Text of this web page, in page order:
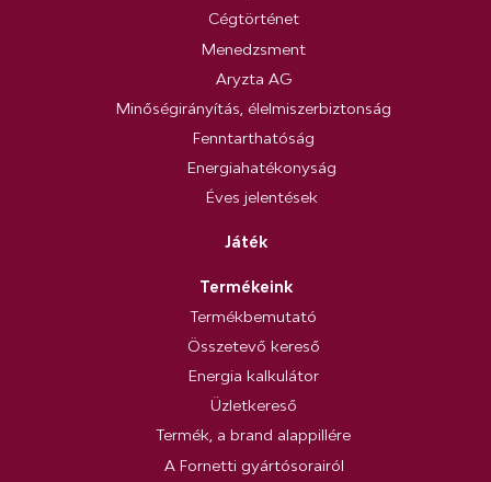
Cégtörténet
Menedzsment
Aryzta AG
Minőségirányítás, élelmiszerbiztonság
Fenntarthatóság
Energiahatékonyság
Éves jelentések
Játék
Termékeink
Termékbemutató
Összetevő kereső
Energia kalkulátor
Üzletkereső
Termék, a brand alappillére
A Fornetti gyártósorairól